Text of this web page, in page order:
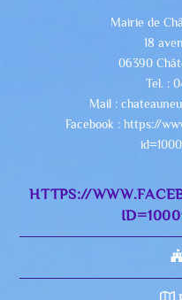
Mairie de
18
06390
Tel. :
Mail :
Facebook : https://
HTTPS://